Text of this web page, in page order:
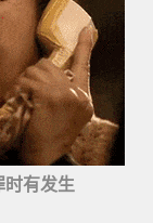
时有发生